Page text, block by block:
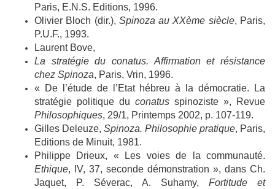
Paris, E.N.S. Editions, 1996.
Olivier Bloch (dir.), Spinoza au XXème siècle, Paris,
P.U.F., 1993.
Laurent Bove,
La stratégie du conatus. Affirmation et résistance
chez Spinoza, Paris, Vrin, 1996.
« De l’étude de l’Etat hébreu à la démocratie. La
stratégie politique du conatus spinoziste », Revue
Philosophiques, 29/1, Printemps 2002, p. 107-119.
Gilles Deleuze, Spinoza. Philosophie pratique, Paris,
Editions de Minuit, 1981.
Philippe Drieux, « Les voies de la communauté.
Ethique, IV, 37, seconde démonstration », dans Ch.
Jaquet, P. Séverac, A. Suhamy, Fortitude et